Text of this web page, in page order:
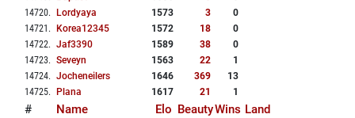
14720. Lordyaya 1573 3
0
14721 . Korea12345 1572 18
0
14722. Jaf3390 1589 38
0
14723. Seveyn 1563 22
1
14724. Jocheneilers 1646 369
13
14725. Plana 1617 21 1
# Name Elo BeautyWins Land